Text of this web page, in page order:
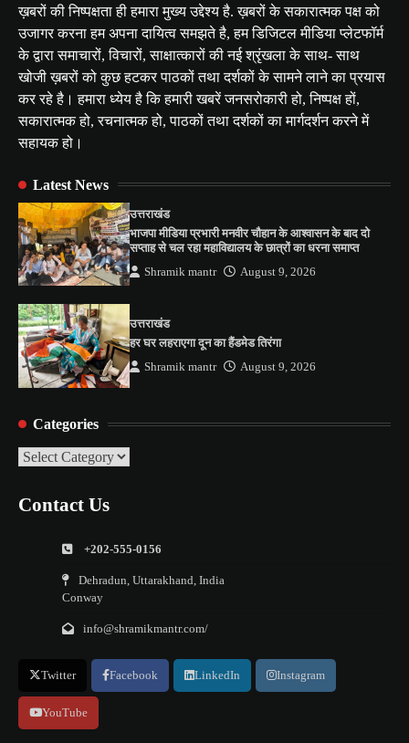
ख़बरों की निष्पक्षता ही हमारा मुख्य उद्देश्य है. ख़बरों के सकारात्मक पक्ष को
उजागर करना हम अपना दायित्व समझते है, हम डिजिटल मीडिया प्लेटफॉर्म
के द्वारा समाचारों, विचारों, साक्षात्कारों की नई श्रृंखला के साथ- साथ
खोजी ख़बरों को कुछ हटकर पाठकों तथा दर्शकों के सामने लाने का प्रयास
कर रहे है। हमारा ध्येय है कि हमारी खबरें जनसरोकारी हो, निष्पक्ष हों,
सकारात्मक हो, रचनात्मक हो, पाठकों तथा दर्शकों का मार्गदर्शन करने में
सहायक हो।
Latest News
उत्तराखंड
भाजपा मीडिया प्रभारी मनवीर चौहान के आश्वासन के बाद दो
सप्ताह से चल रहा महाविद्यालय के छात्रों का धरना समाप्त
Shramik mantr August 9, 2026
उत्तराखंड
हर घर लहराएगा दून का हैंडमेड तिरंगा
Shramik mantr August 9, 2026
Categories
Categories
Contact Us
+202-555-0156
Dehradun, Uttarakhand, India
Conway
info@shramikmantr.com/
Twitter Facebook LinkedIn Instagram
YouTube